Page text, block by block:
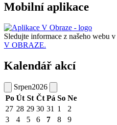
Mobilní aplikace
Sledujte informace z našeho webu v
V OBRAZE.
Kalendář akcí
Srpen2026
Po Út St Čt Pá So Ne
27 28 29 30 31 1
2
3
4 5 6 7 8
9